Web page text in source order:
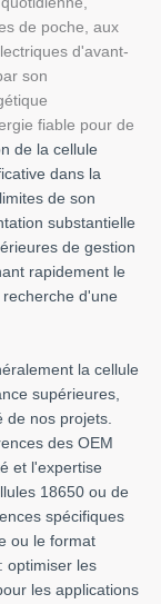
de poche, aux
d'avant-
son
fiable pour de
de la cellule
dans la
de son
substantielle
de gestion
rapidement le
d'une
la cellule
supérieures,
nos projets.
des OEM
et l'expertise
18650 ou de
spécifiques
ou le format
optimiser les
les applications